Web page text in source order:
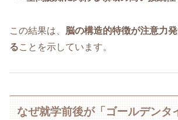
この結果は、 脳の構造的特徴が注意力
ることを示しています。
なぜ就学前後が「ゴールデンタ